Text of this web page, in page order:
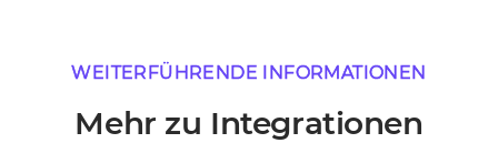
WEITERFÜHRENDE INFORMATIONEN
Mehr zu Integrationen